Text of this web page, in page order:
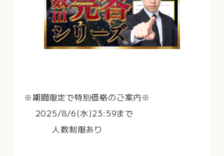
※期間限定で特別価格のご案内※
2025/8/6(水)23:59まで
人数制限あり